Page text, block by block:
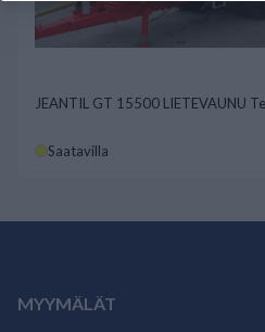
JEANTIL GT 15500 LIETEVAUNU
Saatavilla
MYYMÄLÄT